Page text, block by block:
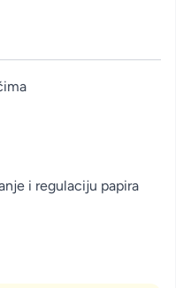
i regulaciju papira